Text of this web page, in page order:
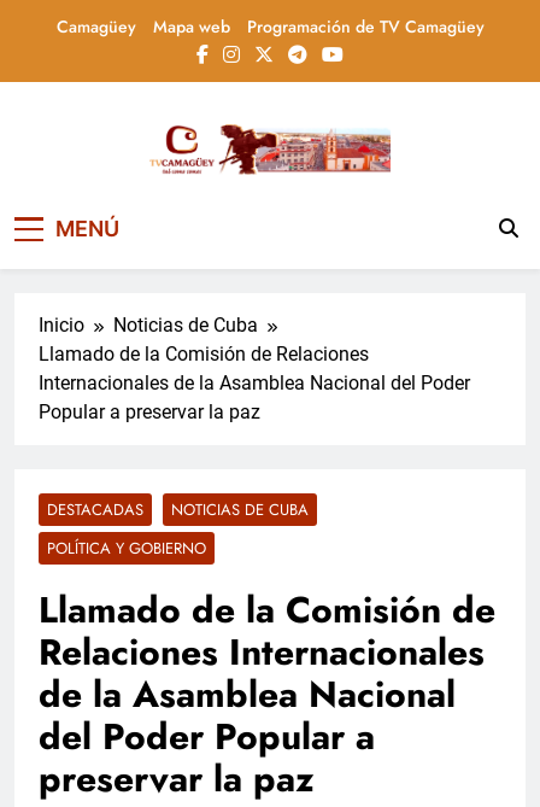
Camagüey Mapa web Programación de TV Camagüey
Televisión Camagüey,
Cuba
informa, educa y entretiene con contenidos
la actualidad nacional
MENÚ
Inicio
Noticias de Cuba
Llamado de la Comisión de Relaciones
Internacionales de la Asamblea Nacional del Poder
Popular a preservar la paz
DESTACADAS
NOTICIAS DE CUBA
POLÍTICA Y GOBIERNO
Llamado de la Comisión de
Relaciones Internacionales
de la Asamblea Nacional
del Poder Popular a
preservar la paz